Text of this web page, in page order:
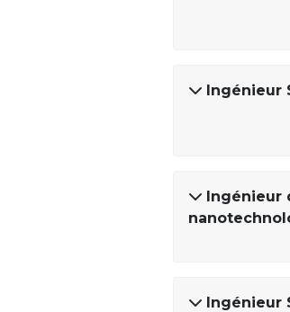
Ingénieur
Ingénieur
Ingénieur